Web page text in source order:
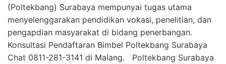
(Poltekbang) Surabaya mempunyai tugas utama
menyelenggarakan pendidikan vokasi, penelitian, dan
pengapdian masyarakat di bidang penerbangan.
Konsultasi Pendaftaran Bimbel Poltekbang Surabaya
Chat 0811-281-3141 di Malang. Poltekbang Surabaya